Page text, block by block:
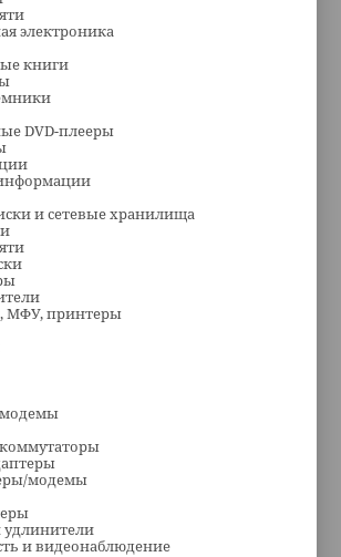
электроника
книги
DVD-плееры
и сетевые хранилища
МФУ, принтеры
модемы
модемы
и видеонаблюдение